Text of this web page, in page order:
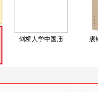
剑桥大学中国庙 裘